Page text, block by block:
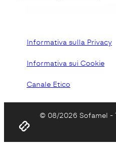
Informativa sulla Privacy
Informativa sui Cookie
Canale Etico
© 08/2026 Sofamel -